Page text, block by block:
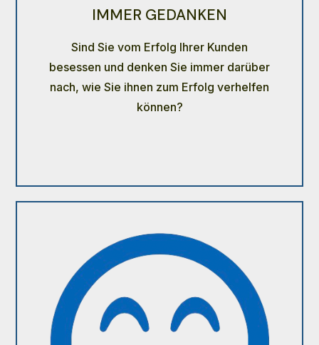
IMMER GEDANKEN
Sind Sie vom Erfolg Ihrer Kunden
besessen und denken Sie immer darüber
nach, wie Sie ihnen zum Erfolg verhelfen
können?